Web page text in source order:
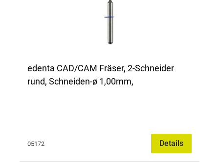
edenta CAD/CAM Fräser, 2-Schneider
rund, Schneiden-ø 1,00mm,
05172 Details